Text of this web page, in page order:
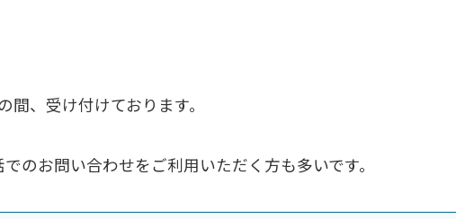
、受け付けております。
のお問い合わせをご利用いただく方も多いです。